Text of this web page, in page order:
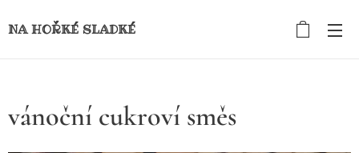
NA HOŘKÉ SLADKÉ
vánoční cukroví směs